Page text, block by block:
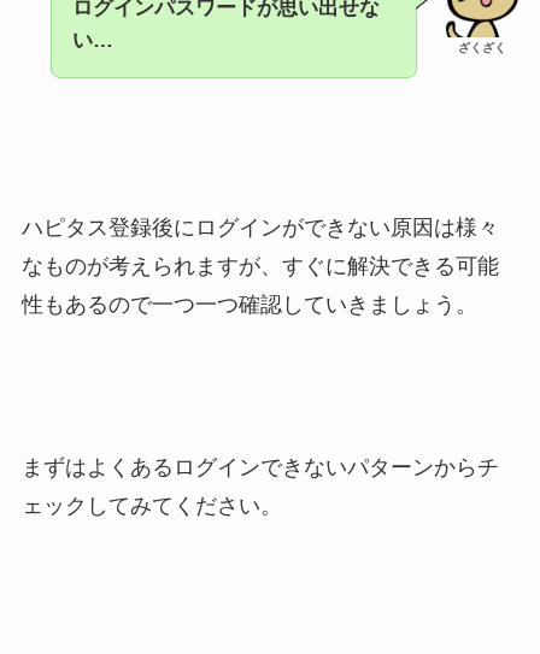
ざくざく
ログインパスワードが思い出せな
い…
ハピタス登録後にログインができない原因は様々
なものが考えられますが、すぐに解決できる可能
性もあるので一つ一つ確認していきましょう。
まずはよくあるログインできないパターンからチ
ェックしてみてください。